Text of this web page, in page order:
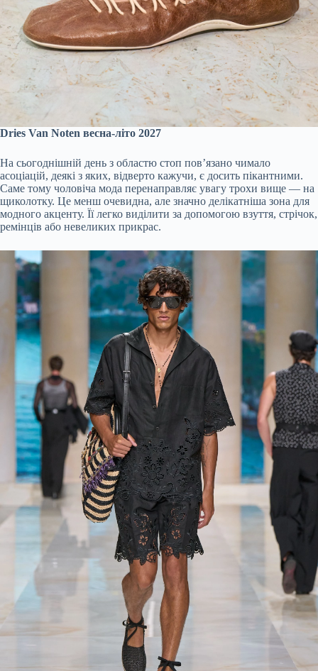
Dries Van Noten весна-літо 2027
На сьогоднішній день з областю стоп пов’язано чимало
асоціацій, деякі з яких, відверто кажучи, є досить пікантними.
Саме тому чоловіча мода перенаправляє увагу трохи вище — на
щиколотку. Це менш очевидна, але значно делікатніша зона для
модного акценту. Її легко виділити за допомогою взуття, стрічок,
ремінців або невеликих прикрас.